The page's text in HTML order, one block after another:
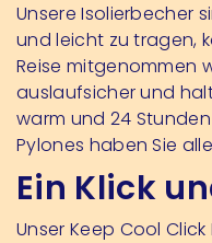
Unsere Isolierbecher
und leicht zu tragen,
Reise mitgenommen
auslaufsicher und
warm und 24
Pylones haben Sie
Ein Klick
Unser Keep Cool